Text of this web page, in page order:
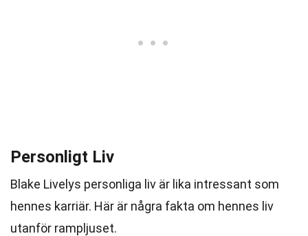
Personligt Liv
Blake Livelys personliga liv är lika intressant som
hennes karriär. Här är några fakta om hennes liv
utanför rampljuset.